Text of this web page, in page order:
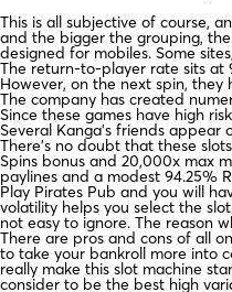
This is all subjective of course,
and the bigger the grouping,
designed for mobiles. Some
The return-to-player rate sits at
However, on the next spin, they
The company has created
Since these games have high
Several Kanga’s friends
There’s no doubt that these
Spins bonus and 20,000x max
paylines and a modest 94.25%
Play Pirates Pub and you will
volatility helps you select the
not easy to ignore. The reason
There are pros and cons of all
to take your bankroll more into
really make this slot machine
consider to be the best high